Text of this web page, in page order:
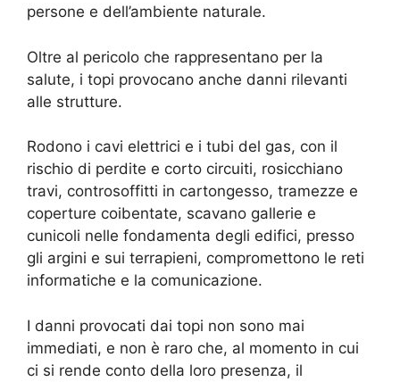
persone e dell’ambiente naturale.
Oltre al pericolo che rappresentano per la
salute, i topi provocano anche danni rilevanti
alle strutture.
Rodono i cavi elettrici e i tubi del gas, con il
rischio di perdite e corto circuiti, rosicchiano
travi, controsoffitti in cartongesso, tramezze e
coperture coibentate, scavano gallerie e
cunicoli nelle fondamenta degli edifici, presso
gli argini e sui terrapieni, compromettono le reti
informatiche e la comunicazione.
I danni provocati dai topi non sono mai
immediati, e non è raro che, al momento in cui
ci si rende conto della loro presenza, il